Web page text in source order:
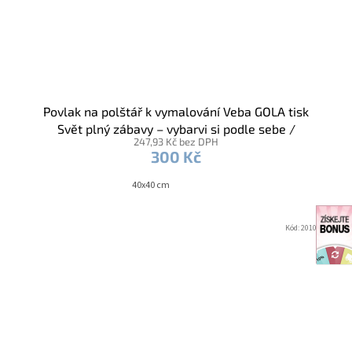
Povlak na polštář k vymalování Veba GOLA tisk
Svět plný zábavy – vybarvi si podle sebe /
voskovky
247,93 Kč bez DPH
300 Kč
40x40 cm
Kód:2010637